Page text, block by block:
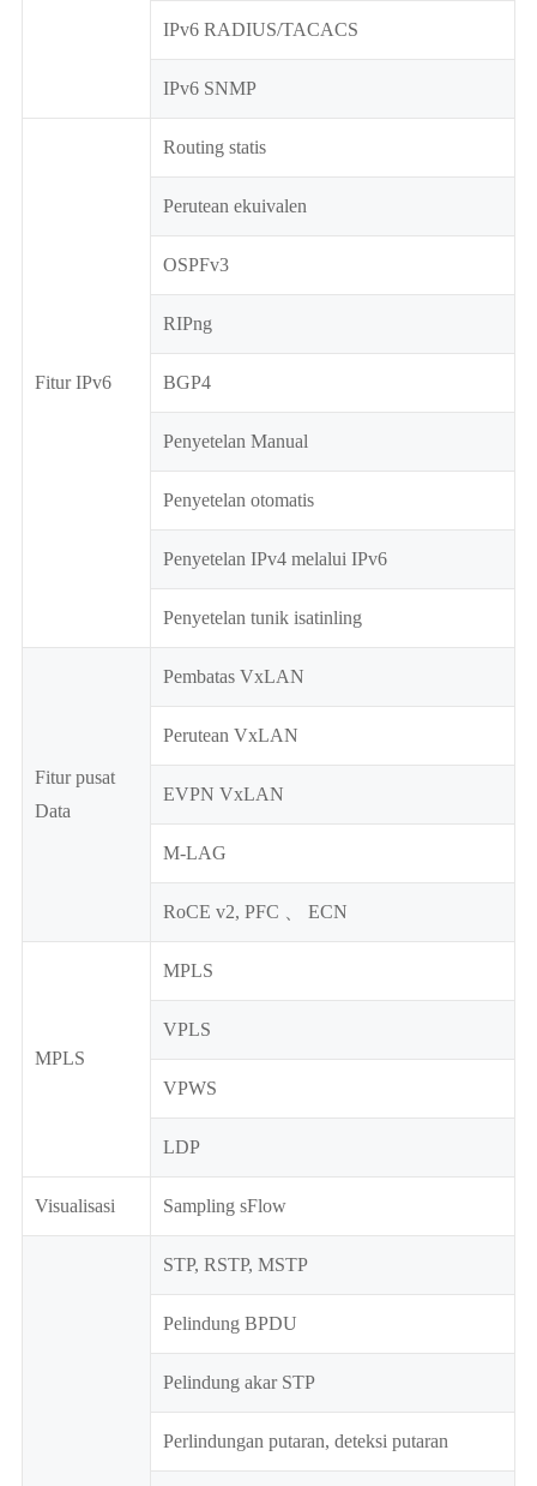
IPv6 RADIUS/TACACS
IPv6 SNMP
Fitur IPv6
Routing statis
Perutean ekuivalen
OSPFv3
RIPng
BGP4
Penyetelan Manual
Penyetelan otomatis
Penyetelan IPv4 melalui IPv6
Penyetelan tunik isatinling
Fitur pusat
Data
Pembatas VxLAN
Perutean VxLAN
EVPN VxLAN
M-LAG
RoCE v2, PFC 、 ECN
MPLS
MPLS
VPLS
VPWS
LDP
Visualisasi Sampling sFlow
STP, RSTP, MSTP
Pelindung BPDU
Pelindung akar STP
Perlindungan putaran, deteksi putaran